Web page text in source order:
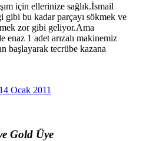
için ellerinize sağlık.İsmail
gibi bu kadar parçayı sökmek ve
zor gibi geliyor.Ama
enaz 1 adet arızalı makinemiz
başlayarak tecrübe kazana
14 Ocak 2011
Gold Üye